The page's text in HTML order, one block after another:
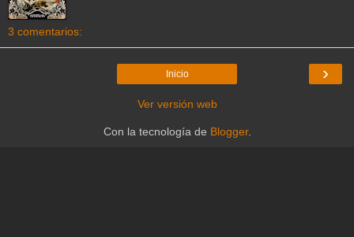
3 comentarios:
›
Inicio
Ver versión web
Con la tecnología de Blogger.